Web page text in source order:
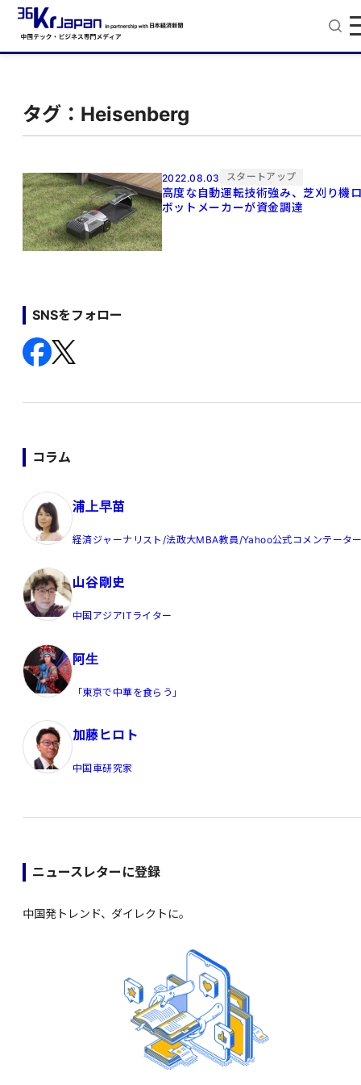
タグ：Heisenberg
2022.08.03 スタートアップ
高度な自動運転技術強み、芝刈り機
ボットメーカーが資金調達
SNSをフォロー
コラム
浦上早苗
経済ジャーナリスト/法政大MBA教員/Yahoo公式コメンテータ
山谷剛史
中国アジアITライター
阿生
「東京で中華を食らう」
加藤ヒロト
中国車研究家
ニュースレターに登録
中国発トレンド、ダイレクトに。